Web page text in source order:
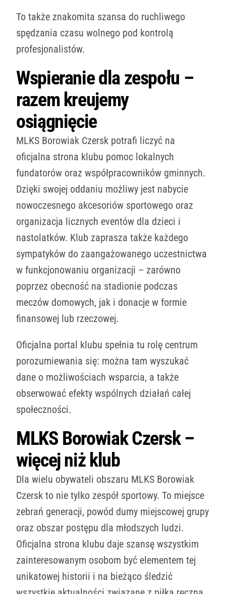
To także znakomita szansa do ruchliwego
spędzania czasu wolnego pod kontrolą
profesjonalistów.
Wspieranie dla zespołu –
razem kreujemy
osiągnięcie
MLKS Borowiak Czersk potrafi liczyć na
oficjalna strona klubu pomoc lokalnych
fundatorów oraz współpracowników gminnych.
Dzięki swojej oddaniu możliwy jest nabycie
nowoczesnego akcesoriów sportowego oraz
organizacja licznych eventów dla dzieci i
nastolatków. Klub zaprasza także każdego
sympatyków do zaangażowanego uczestnictwa
w funkcjonowaniu organizacji – zarówno
poprzez obecność na stadionie podczas
meczów domowych, jak i donacje w formie
finansowej lub rzeczowej.
Oficjalna portal klubu spełnia tu rolę centrum
porozumiewania się: można tam wyszukać
dane o możliwościach wsparcia, a także
obserwować efekty wspólnych działań całej
społeczności.
MLKS Borowiak Czersk –
więcej niż klub
Dla wielu obywateli obszaru MLKS Borowiak
Czersk to nie tylko zespół sportowy. To miejsce
zebrań generacji, powód dumy miejscowej grupy
oraz obszar postępu dla młodszych ludzi.
Oficjalna strona klubu daje szansę wszystkim
zainteresowanym osobom być elementem tej
unikatowej historii i na bieżąco śledzić